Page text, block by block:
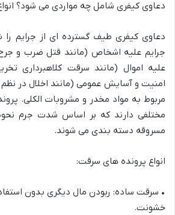
دعاوی کیفری شامل چه مواردی می شود؟
دعاوی کیفری طیف گسترده ای از جرایم
جرایم علیه اشخاص (مانند قتل ضرب و جرح
علیه اموال (مانند سرقت کلاهبرداری
امنیت و آسایش عمومی (مانند اخلال در
مربوط به مواد مخدر و مشروبات الکلی.
مختلفی دارند که بر اساس شدت جرم
مسروقه دسته بندی می شوند.
انواع پرونده های سرقت:
• سرقت ساده: ربودن مال دیگری بدون
خشونت.